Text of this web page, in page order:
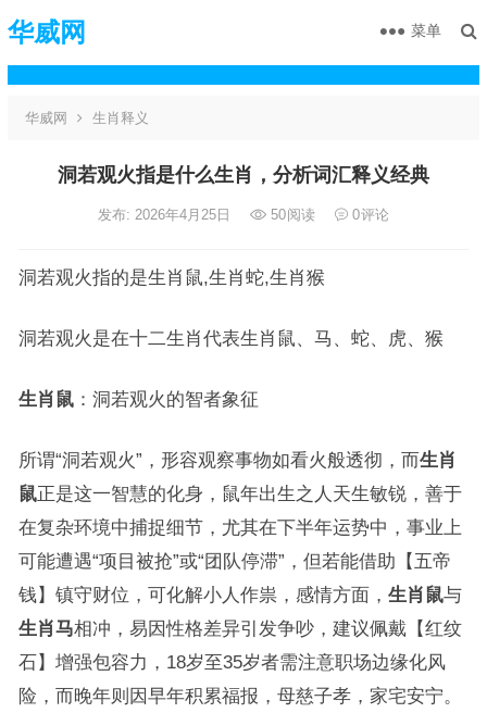
华威网 菜单
华威网 生肖释义
洞若观火指是什么生肖，分析词汇释义经典
发布: 2026年4月25日 50阅读 0评论
洞若观火指的是生肖鼠,生肖蛇,生肖猴
洞若观火是在十二生肖代表生肖鼠、马、蛇、虎、猴
生肖鼠：洞若观火的智者象征
所谓“洞若观火”，形容观察事物如看火般透彻，而生肖
鼠正是这一智慧的化身，鼠年出生之人天生敏锐，善于
在复杂环境中捕捉细节，尤其在下半年运势中，事业上
可能遭遇“项目被抢”或“团队停滞”，但若能借助【五帝
钱】镇守财位，可化解小人作祟，感情方面， 生肖鼠与
生肖马相冲，易因性格差异引发争吵，建议佩戴【红纹
石】增强包容力，18岁至35岁者需注意职场边缘化风
险，而晚年则因早年积累福报，母慈子孝，家宅安宁。